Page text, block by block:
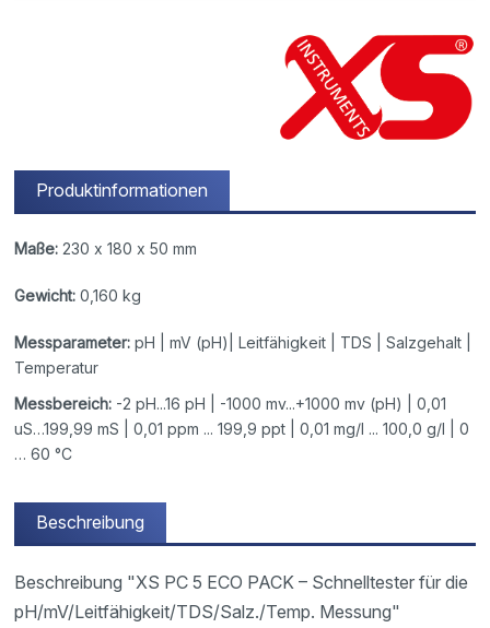
Produktinformationen
Maße: 230 x 180 x 50 mm
Gewicht: 0,160 kg
Messparameter: pH | mV (pH)| Leitfähigkeit | TDS | Salzgehalt |
Temperatur
Messbereich: -2 pH...16 pH | -1000 mv...+1000 mv (pH) | 0,01
uS…199,99 mS | 0,01 ppm ... 199,9 ppt | 0,01 mg/l ... 100,0 g/l | 0
… 60 °C
Beschreibung
Beschreibung "XS PC 5 ECO PACK – Schnelltester für die
pH/mV/Leitfähigkeit/TDS/Salz./Temp. Messung"